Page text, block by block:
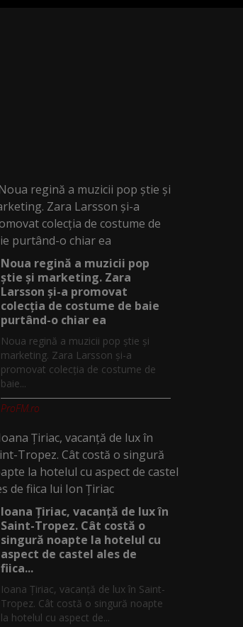
Noua regină a muzicii pop
știe și marketing. Zara
Larsson și-a promovat
colecția de costume de baie
purtând-o chiar ea
Noua regină a muzicii pop știe și
marketing. Zara Larsson și-a
promovat colecția de costume de
baie...
ProFM.ro
Ioana Țiriac, vacanță de lux în
Saint-Tropez. Cât costă o
singură noapte la hotelul cu
aspect de castel ales de
fiica...
Ioana Țiriac, vacanță de lux în Saint-
Tropez. Cât costă o singură noapte
la hotelul cu aspect de...